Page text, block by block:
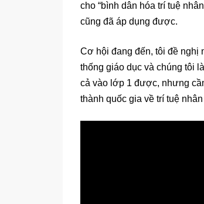
cho “bình dân hóa trí tuệ
cũng đã áp dụng được.
Cơ hội đang đến, tôi đề nghị
thống giáo dục và chúng tôi
cả vào lớp 1 được, nhưng
thành quốc gia về trí tuệ